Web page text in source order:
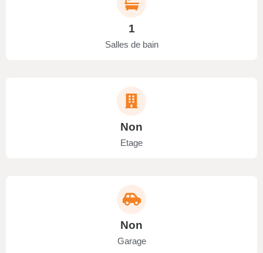
1
Salles de bain
Non
Etage
Non
Garage